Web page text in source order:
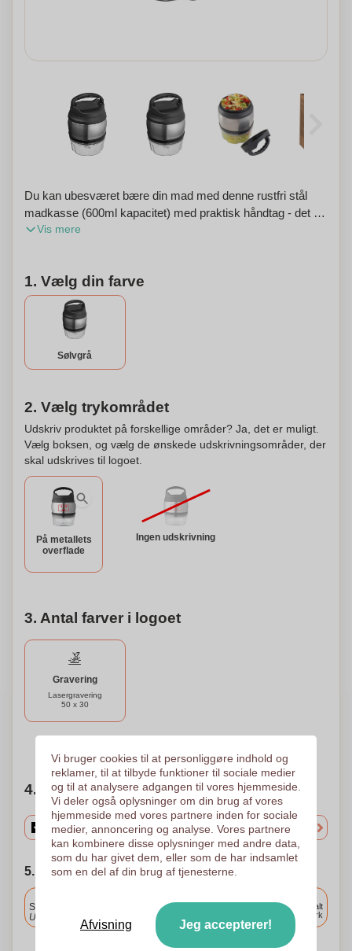
Du kan ubesværet bære din mad med denne rustfri stål
madkasse (600ml kapacitet) med praktisk håndtag - det vil
holde sig varmt i lang tid, takket være dens
kapacitet). Madkassen kan også personaliseres med dit
logo, som vil blive indgraveret for et professionelt
udseende.
Vis mere
1. Vælg din farve
Sølvgrå
2. Vælg trykområdet
Udskriv produktet på forskellige områder? Ja, det er muligt.
Vælg boksen, og vælg de ønskede udskrivningsområder, der
skal udskrives til logoet.
På metallets
overflade
Ingen udskrivning
3. Antal farver i logoet
Gravering
Lasergravering
50 x 30
4. Vælg mængden
5. Vælg forsendelsesdato
Standard levering
Upload og godkend dine filer i morgen før 9:30.
Levering overalt
i Danmark
Vi bruger cookies til at personliggøre indhold og
reklamer, til at tilbyde funktioner til sociale medier
og til at analysere adgangen til vores hjemmeside.
Vi deler også oplysninger om din brug af vores
hjemmeside med vores partnere inden for sociale
medier, annoncering og analyse. Vores partnere
kan kombinere disse oplysninger med andre data,
som du har givet dem, eller som de har indsamlet
som en del af din brug af tjenesterne.
Afvisning Jeg accepterer!